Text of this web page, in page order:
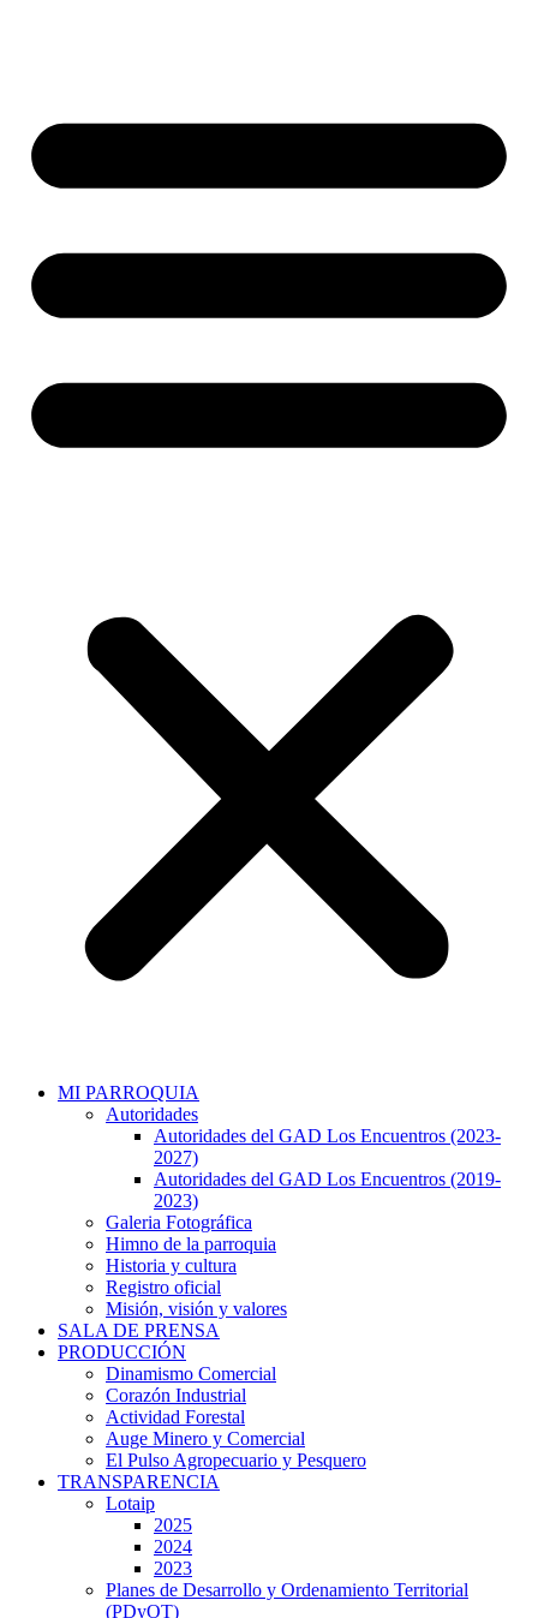
MI PARROQUIA
Autoridades
Autoridades del GAD Los Encuentros (2023-
2027)
Autoridades del GAD Los Encuentros (2019-
2023)
Galeria Fotográfica
Himno de la parroquia
Historia y cultura
Registro oficial
Misión, visión y valores
SALA DE PRENSA
PRODUCCIÓN
Dinamismo Comercial
Corazón Industrial
Actividad Forestal
Auge Minero y Comercial
El Pulso Agropecuario y Pesquero
TRANSPARENCIA
Lotaip
2025
2024
2023
Planes de Desarrollo y Ordenamiento Territorial
(PDyOT)